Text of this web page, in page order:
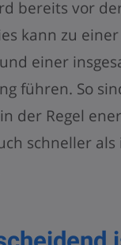
bereits vor
kann zu
einer
führen. So
der Regel
schneller